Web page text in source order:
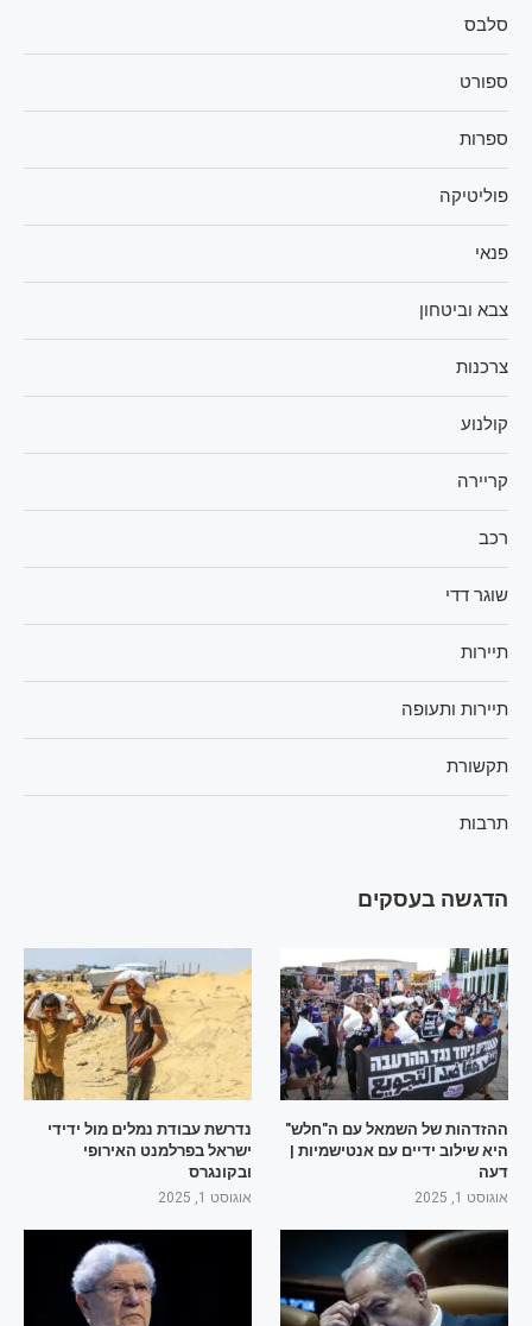
סלבס
ספורט
ספרות
פוליטיקה
פנאי
צבא וביטחון
צרכנות
קולנוע
קריירה
רכב
שוגר דדי
תיירות
תיירות ותעופה
תקשורת
תרבות
הדגשה בעסקים
ההזדהות של השמאל עם ה"חלש"
היא שילוב ידיים עם אנטישמיות |
דעה
אוגוסט 1, 2025
נדרשת עבודת נמלים מול ידידי
ישראל בפרלמנט האירופי
ובקונגרס
אוגוסט 1, 2025